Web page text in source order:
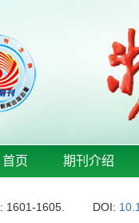
首页 期刊介绍
: 1601-1605. DOI: